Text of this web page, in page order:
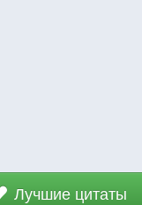
Лучшие цитаты